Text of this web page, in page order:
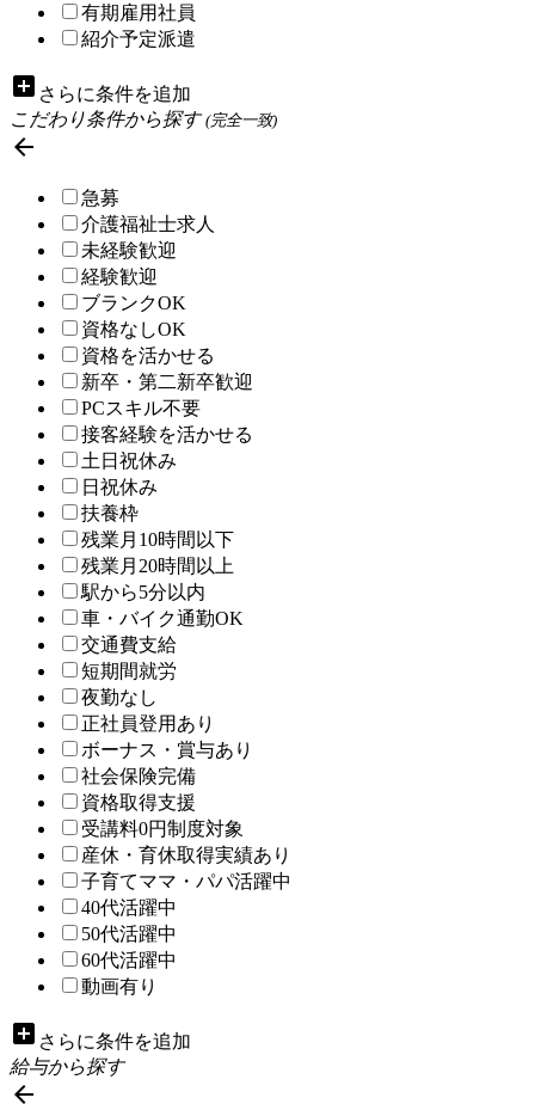
有期雇用社員
紹介予定派遣
add_box さらに条件を追加
こだわり条件から探す(完全一致)

急募
介護福祉士求人
未経験歓迎
経験歓迎
ブランクOK
資格なしOK
資格を活かせる
新卒・第二新卒歓迎
PCスキル不要
接客経験を活かせる
土日祝休み
日祝休み
扶養枠
残業月10時間以下
残業月20時間以上
駅から5分以内
車・バイク通勤OK
交通費支給
短期間就労
夜勤なし
正社員登用あり
ボーナス・賞与あり
社会保険完備
資格取得支援
受講料0円制度対象
産休・育休取得実績あり
子育てママ・パパ活躍中
40代活躍中
50代活躍中
60代活躍中
動画有り
add_box さらに条件を追加
給与から探す
